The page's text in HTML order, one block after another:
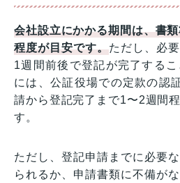
会社設立にかかる期間は、書
程度が目安です。ただし、必
1週間前後で登記が完了する
には、公証役場での定款の認
請から登記完了まで1〜2週間
す。
ただし、登記申請までに必要
られるか、申請書類に不備が